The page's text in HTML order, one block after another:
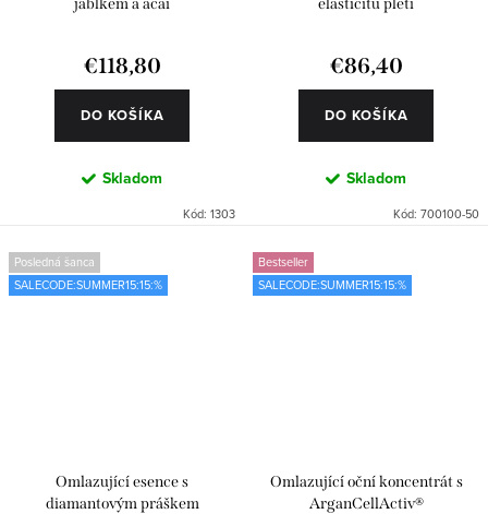
jablkem a acai
€118,80
DO KOŠÍKA
Skladom
Kód: 1303
elasticitu pleti
€86,40
DO KOŠÍKA
Skladom
Kód: 700100-50
Posledná šanca
SALECODE:SUMMER15:15:%
Omlazující esence s
diamantovým práškem
Bestseller
SALECODE:SUMMER15:15:%
Omlazující oční koncentrát s
ArganCellActiv®